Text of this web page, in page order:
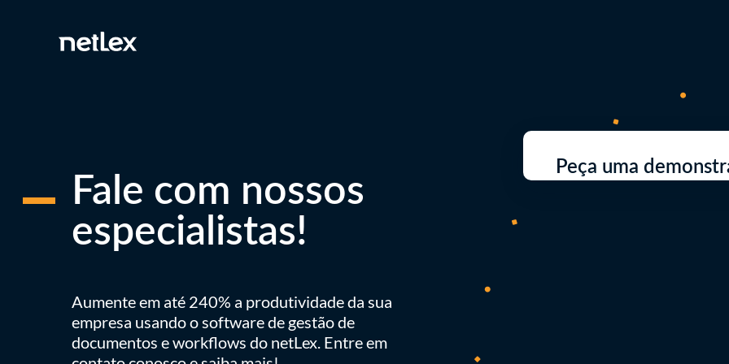
Fale com nossos
especialistas!
Aumente em até 240% a produtividade da sua
empresa usando o software de gestão de
documentos e workflows do netLex. Entre em
Peça uma